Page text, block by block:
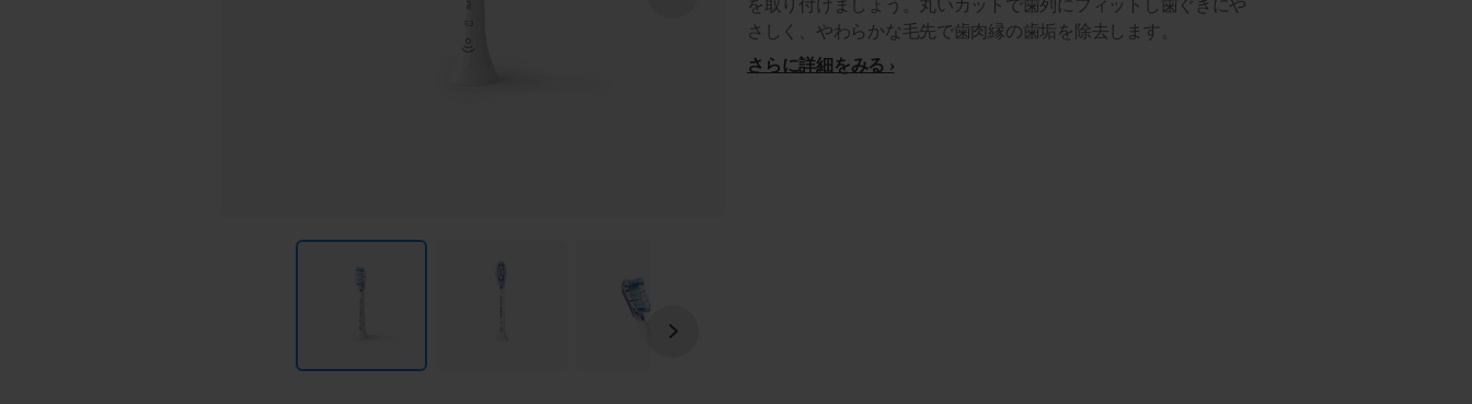
を取り付けましょう。丸いカットで歯列にフィットし歯ぐきにや
さしく、やわらかな毛先で歯肉縁の歯垢を除去します。
さらに詳細をみる